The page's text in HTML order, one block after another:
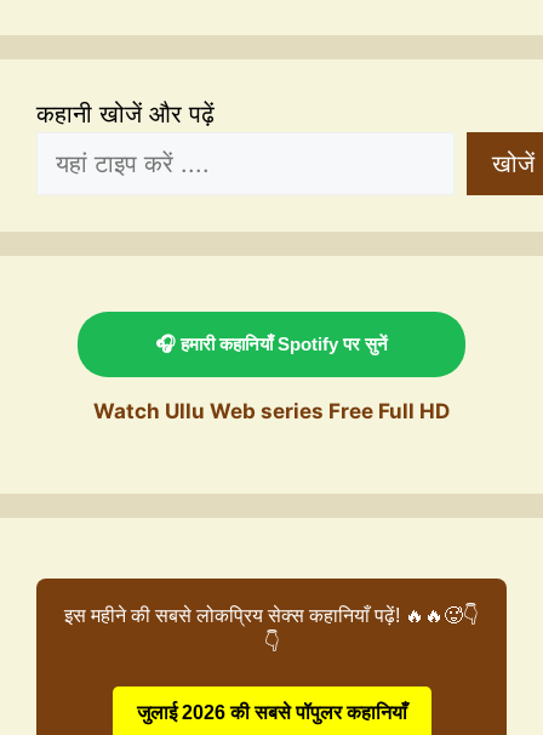
कहानी खोजें और पढ़ें
खोजें
🎧 हमारी कहानियाँ Spotify पर सुनें
Watch Ullu Web series Free Full HD
इस महीने की सबसे लोकप्रिय सेक्स कहानियाँ पढ़ें! 🔥🔥🥵👇
👇
जुलाई 2026 की सबसे पॉपुलर कहानियाँ